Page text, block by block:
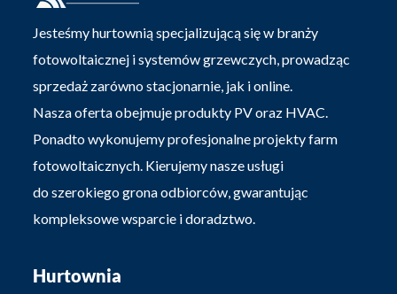
Jesteśmy hurtownią specjalizującą się w branży
fotowoltaicznej i systemów grzewczych, prowadząc
sprzedaż zarówno stacjonarnie, jak i online.
Nasza oferta obejmuje produkty PV oraz HVAC.
Ponadto wykonujemy profesjonalne projekty farm
fotowoltaicznych. Kierujemy nasze usługi
do szerokiego grona odbiorców, gwarantując
kompleksowe wsparcie i doradztwo.
Hurtownia